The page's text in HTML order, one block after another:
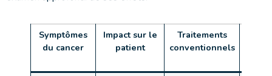
Symptômes
du cancer
Impact sur le
patient
Traitements
conventionnels